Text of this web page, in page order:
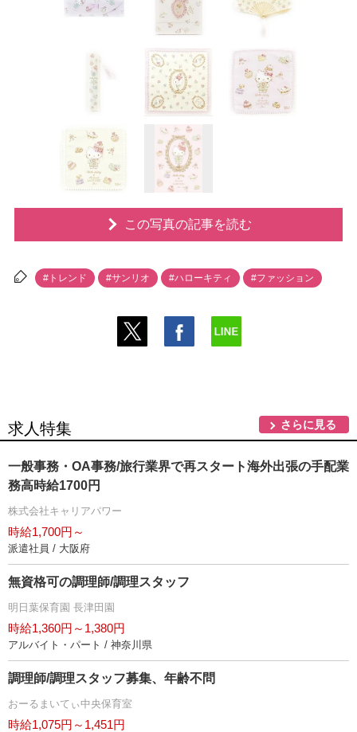
この写真の記事を読む
#トレンド #サンリオ #ハローキティ #ファッション
求人特集 さらに見る
一般事務・OA事務/旅行業界で再スタート海外出張の手配業
務高時給1700円
株式会社キャリアパワー
時給1,700円～
派遣社員 / 大阪府
無資格可の調理師/調理スタッフ
明日葉保育園 長津田園
時給1,360円～1,380円
アルバイト・パート / 神奈川県
調理師/調理スタッフ募集、年齢不問
おーるまいてぃ中央保育室
時給1,075円～1,451円